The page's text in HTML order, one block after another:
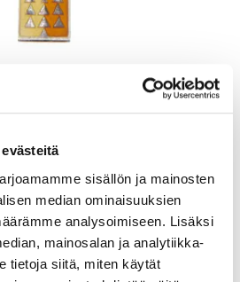
sisällön ja mainosten
median ominaisuuksien
analysoimiseen. Lisäksi
mainosalan ja analytiikka-
tietoja siitä, miten käytät